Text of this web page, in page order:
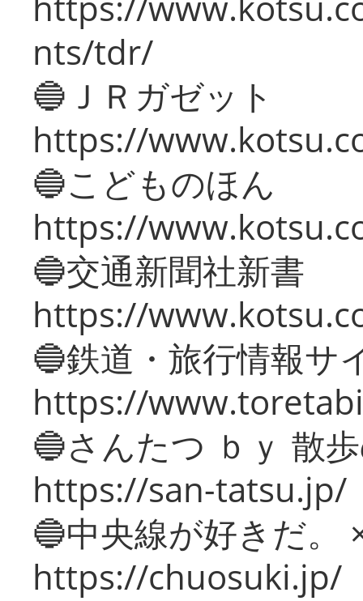
nts/tdr/
🔵ＪＲガゼット
https://
🔵こどものほん
https://
🔵交通新聞社新書
https://
🔵鉄道・旅行情報サ
https://
🔵さんたつ ｂｙ 散
https://san-tatsu.jp/
🔵中央線が好きだ。
https://chuosuki.jp/